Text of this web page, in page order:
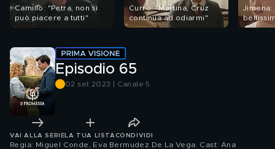
Camillo: "Petra, non si
può piacere a tutti"
Curro: "Martina, Cruz
continua ad odiarmi"
Jimena:
Episodio 65
02 set 2023 | Canale 5
VAI ALLA SERIE LA TUA LISTA CONDIVIDI
Regia: Miguel Conde, Eva Bermudez De La Vega. Cast: Ana